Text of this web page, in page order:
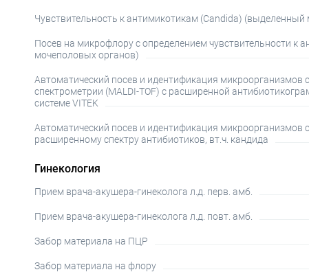
Чувствительность к антимикотикам (Candida)
Посев на микрофлору с определением чувствительности к
мочеполовых органов)
Автоматический посев и идентификация
спектрометрии (MALDI-TOF) с расширенной
системе VITEK
Автоматический посев и идентификация микроорганизмов
расширенному спектру антибиотиков, вт.ч. кандида
Гинекология
Прием врача-акушера-гинеколога л.д. перв. амб.
Прием врача-акушера-гинеколога л.д. повт. амб.
Забор материала на ПЦР
Забор материала на флору